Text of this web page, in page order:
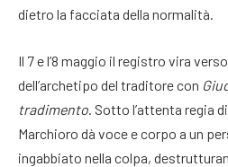
dietro la facciata della normalità.
Il 7 e l’8 maggio il registro vira
dell’archetipo del traditore con
tradimento. Sotto l’attenta regia
Marchioro dà voce e corpo a un
ingabbiato nella colpa,